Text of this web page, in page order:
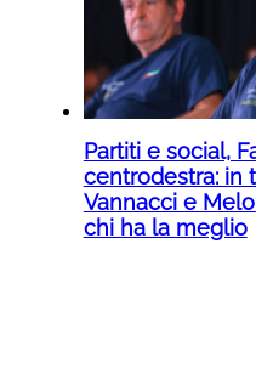
Partiti e social,
centrodestra: in
Vannacci e
chi ha la meglio